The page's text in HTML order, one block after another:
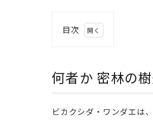
目次
か
林
の
何者か 密林の
ビカクシダ・ワンダエは